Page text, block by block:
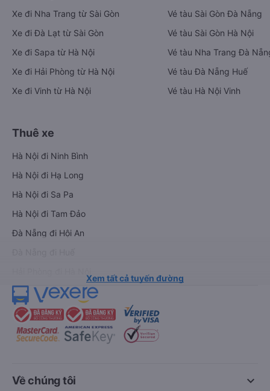
Xe đi Nha Trang từ Sài Gòn
Xe đi Đà Lạt từ Sài Gòn
Xe đi Sapa từ Hà Nội
Xe đi Hải Phòng từ Hà Nội
Xe đi Vinh từ Hà Nội
Vé tàu Sài Gòn Đà Nẵng
Vé tàu Sài Gòn Hà Nội
Vé tàu Nha Trang Đà
Vé tàu Đà Nẵng Huế
Vé tàu Hà Nội Vinh
Thuê xe
Hà Nội đi Ninh Bình
Hà Nội đi Hạ Long
Hà Nội đi Sa Pa
Hà Nội đi Tam Đảo
Đà Nẵng đi Hội An
Xem tất cả tuyến đường
keyboard_arrow_down
Về chúng tôi